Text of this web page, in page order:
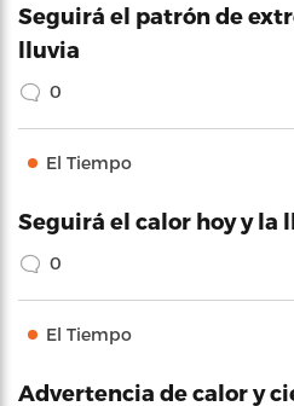
Seguirá el patrón de
lluvia
0
El Tiempo
Seguirá el calor hoy y la
0
El Tiempo
Advertencia de calor y